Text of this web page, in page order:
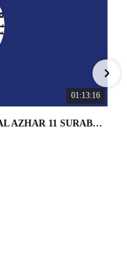
01:13:16
OSN-P 2026 | SD - 20533043 - SD ISLAM AL AZHAR 11 SURABAYA | IPA